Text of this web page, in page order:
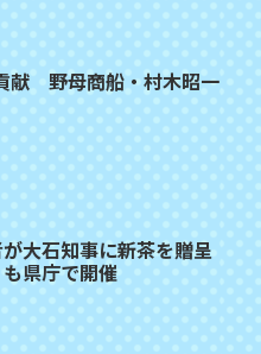
献 野母商船・村木昭一
大石知事に新茶を贈呈
も県庁で開催